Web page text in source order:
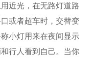
近光，在无路灯道路
或者超车时，交替变
小灯用来在夜间显示
行人看到自己。当你